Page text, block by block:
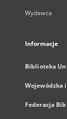
Wydawca
Informacje
Biblioteka
Wojewódzka
Federacja